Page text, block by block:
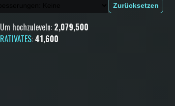
Zurücksetzen
Um hochzuleveln: 2,079,500
RATIVATES: 41,600